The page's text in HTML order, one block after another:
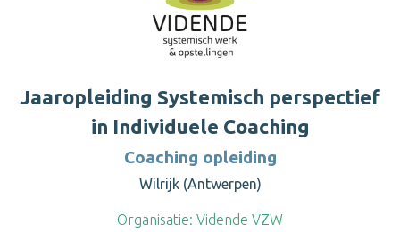
Jaaropleiding Systemisch perspectief
in Individuele Coaching
Coaching opleiding
Wilrijk (Antwerpen)
Organisatie: Vidende VZW